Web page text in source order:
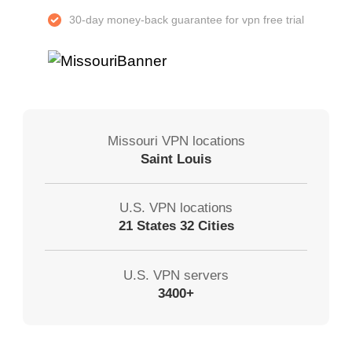
30-day money-back guarantee for vpn free trial
Missouri VPN locations
Saint Louis
U.S. VPN locations
21 States 32 Cities
U.S. VPN servers
3400+